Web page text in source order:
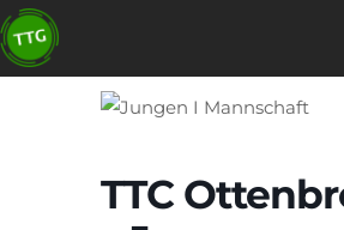
Zum
Inhalt
springen
TTC